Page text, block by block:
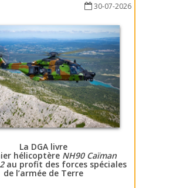
30-07-2026
La DGA livre
hélicoptère NH90 Caïman
au profit des forces spéciales
de l’armée de Terre